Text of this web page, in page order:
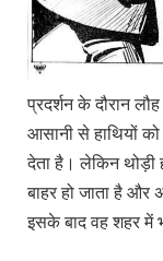
प्रदर्शन के दौरान
आसानी से हाथियों
देता है। लेकिन थोड़ी
बाहर हो जाता है और
इसके बाद वह शहर में